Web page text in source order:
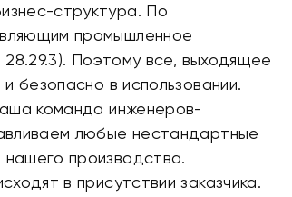
структура. По
промышленное
Поэтому все, выходящее
безопасно в использовании.
команда инженеров-
любые нестандартные
производства.
в присутствии заказчика.